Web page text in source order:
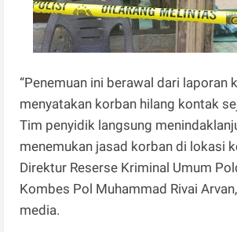
“Penemuan ini berawal dari laporan
menyatakan korban hilang kontak
Tim penyidik langsung
menemukan jasad korban di lokasi
Direktur Reserse Kriminal Umum
Kombes Pol Muhammad Rivai
media.